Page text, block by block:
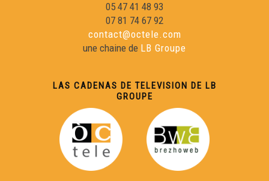
05 47 41 48 93
07 81 74 67 92
contact@octele.com
une chaine de LB Groupe
LAS CADENAS DE TELEVISION DE LB
GROUPE